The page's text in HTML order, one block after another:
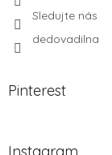
Sledujte nás
dedovadilna
Pinterest
Instagram